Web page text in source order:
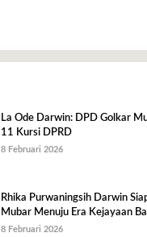
La Ode Darwin: DPD Golkar
11 Kursi DPRD
8 Februari 2026
Rhika Purwaningsih Darwin
Mubar Menuju Era Kejayaan
8 Februari 2026